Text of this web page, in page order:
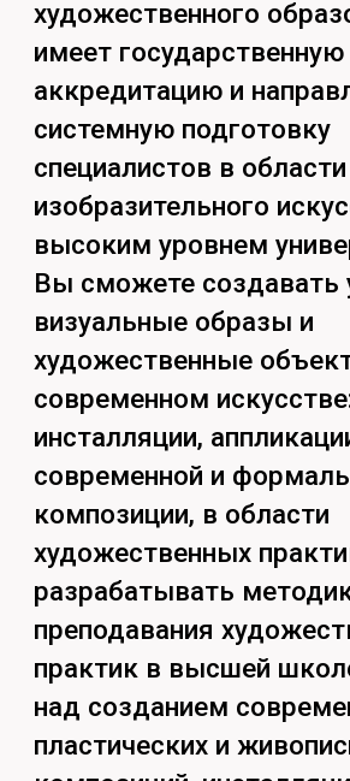
разрабатывать методику
преподавания художественных
практик в высшей школе, работать
над созданием современных
пластических и живописных
композиций, инсталляций для
современных интерьеров и
экстерьеров, рекламных
материалов и иллюстраций.
Гибридная форма обучения
(совмещение очных занятий с
дублированием учебных
материалов и заданий в
электронной образовательной
среде).
Чему тебя научат
Владеет техниками и
технологиями в области
современных и классических
видов изобразительного
Обучает техникам и
технологиям
изобразительного искусства,
на различных уровнях
подготовки и различные